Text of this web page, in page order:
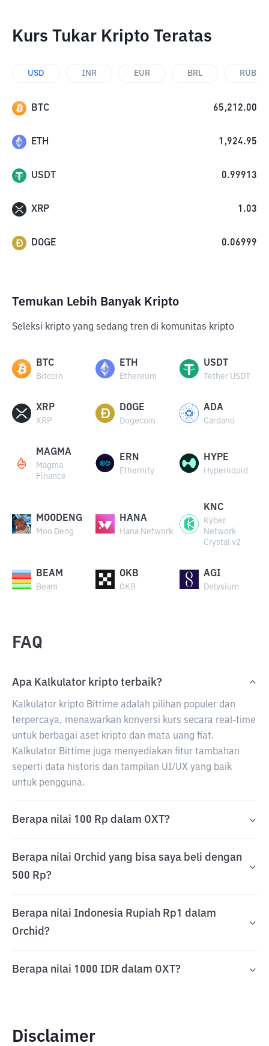
Kurs Tukar Kripto Teratas
USD INR EUR BRL RUB
BTC 65,212.00
ETH 1,924.95
USDT 0.99913
XRP 1.03
DOGE 0.06999
Temukan Lebih Banyak Kripto
Seleksi kripto yang sedang tren di komunitas kripto
BTC
Bitcoin
ETH
Ethereum
USDT
Tether USDT
XRP
XRP
DOGE
Dogecoin
ADA
Cardano
MAGMA
Magma
Finance
ERN
Ethernity
HYPE
Hyperliquid
MOODENG
Moo Deng
HANA
Hana Network
KNC
Kyber
Network
Crystal v2
BEAM
Beam
OKB
OKB
AGI
Delysium
FAQ
Apa Kalkulator kripto terbaik?
Kalkulator kripto Bittime adalah pilihan populer dan
terpercaya, menawarkan konversi kurs secara real-time
untuk berbagai aset kripto dan mata uang fiat.
Kalkulator Bittime juga menyediakan fitur tambahan
seperti data historis dan tampilan UI/UX yang baik
untuk pengguna.
Berapa nilai 100 Rp dalam OXT?
Berapa nilai Orchid yang bisa saya beli dengan
500 Rp?
Berapa nilai Indonesia Rupiah Rp1 dalam
Orchid?
Berapa nilai 1000 IDR dalam OXT?
Disclaimer